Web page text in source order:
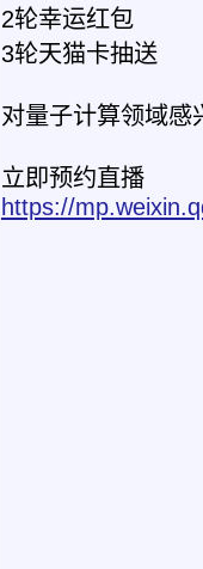
2轮幸运红包
3轮天猫卡抽送
对量子计算领域感
立即预约直播
https://